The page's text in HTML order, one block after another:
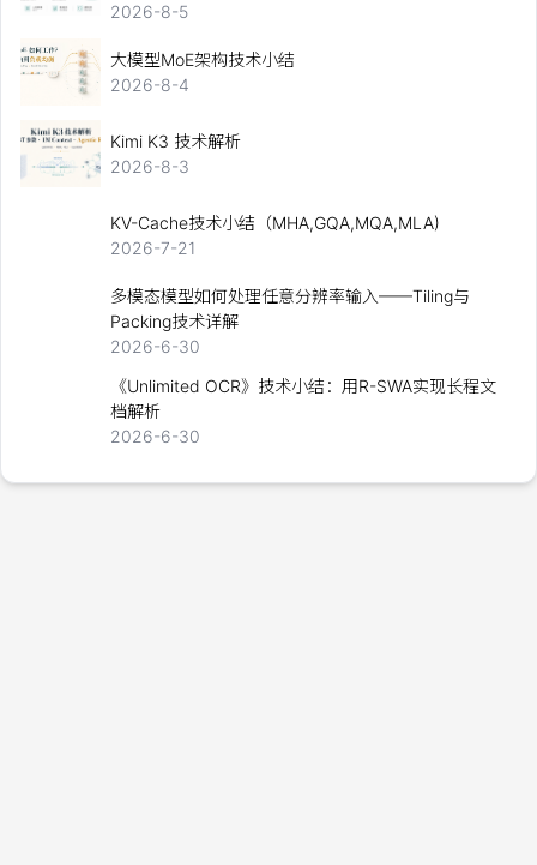
2026-8-5
大模型MoE架构技术小结
2026-8-4
Kimi K3 技术解析
2026-8-3
KV-Cache技术小结（MHA,GQA,MQA,MLA)
2026-7-21
多模态模型如何处理任意分辨率输入——Tiling与
Packing技术详解
2026-6-30
《Unlimited OCR》技术小结：用R-SWA实现长程文
档解析
2026-6-30